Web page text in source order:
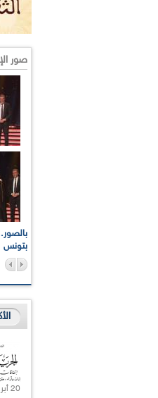
صور
بتونس
20 أبريل 2021 |